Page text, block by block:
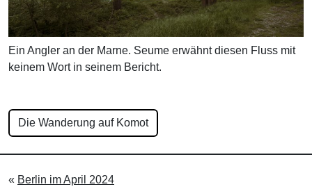
Ein Angler an der Marne. Seume erwähnt diesen Fluss mit
keinem Wort in seinem Bericht.
Die Wanderung auf Komot
« Berlin im April 2024